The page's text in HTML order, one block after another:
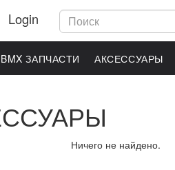
Login
BMX ЗАПЧАСТИ АКСЕССУАРЫ
Ничего не найдено.